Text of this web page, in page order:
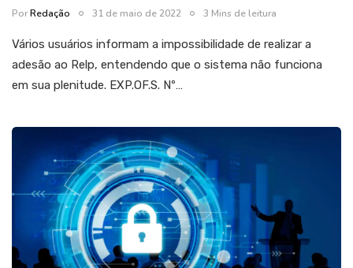
PorRedação 31 de maio de 2022 3 Mins de leitura
Vários usuários informam a impossibilidade de realizar a
adesão ao Relp, entendendo que o sistema não funciona
em sua plenitude. EXP.OF.S. Nº…